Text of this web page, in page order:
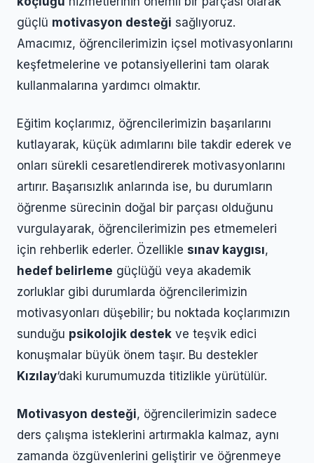
güçlü motivasyon desteği sağlıyoruz.
Amacımız, öğrencilerimizin içsel motivasyonlarını
keşfetmelerine ve potansiyellerini tam olarak
kullanmalarına yardımcı olmaktır.
Eğitim koçlarımız, öğrencilerimizin başarılarını
kutlayarak, küçük adımlarını bile takdir ederek ve
onları sürekli cesaretlendirerek motivasyonlarını
artırır. Başarısızlık anlarında ise, bu durumların
öğrenme sürecinin doğal bir parçası olduğunu
vurgulayarak, öğrencilerimizin pes etmemeleri
için rehberlik ederler. Özellikle sınav kaygısı,
hedef belirleme güçlüğü veya akademik
zorluklar gibi durumlarda öğrencilerimizin
motivasyonları düşebilir; bu noktada koçlarımızın
sunduğu psikolojik destek ve teşvik edici
konuşmalar büyük önem taşır. Bu destekler
Kızılay‘daki kurumumuzda titizlikle yürütülür.
Motivasyon desteği, öğrencilerimizin sadece
ders çalışma isteklerini artırmakla kalmaz, aynı
zamanda özgüvenlerini geliştirir ve öğrenmeye